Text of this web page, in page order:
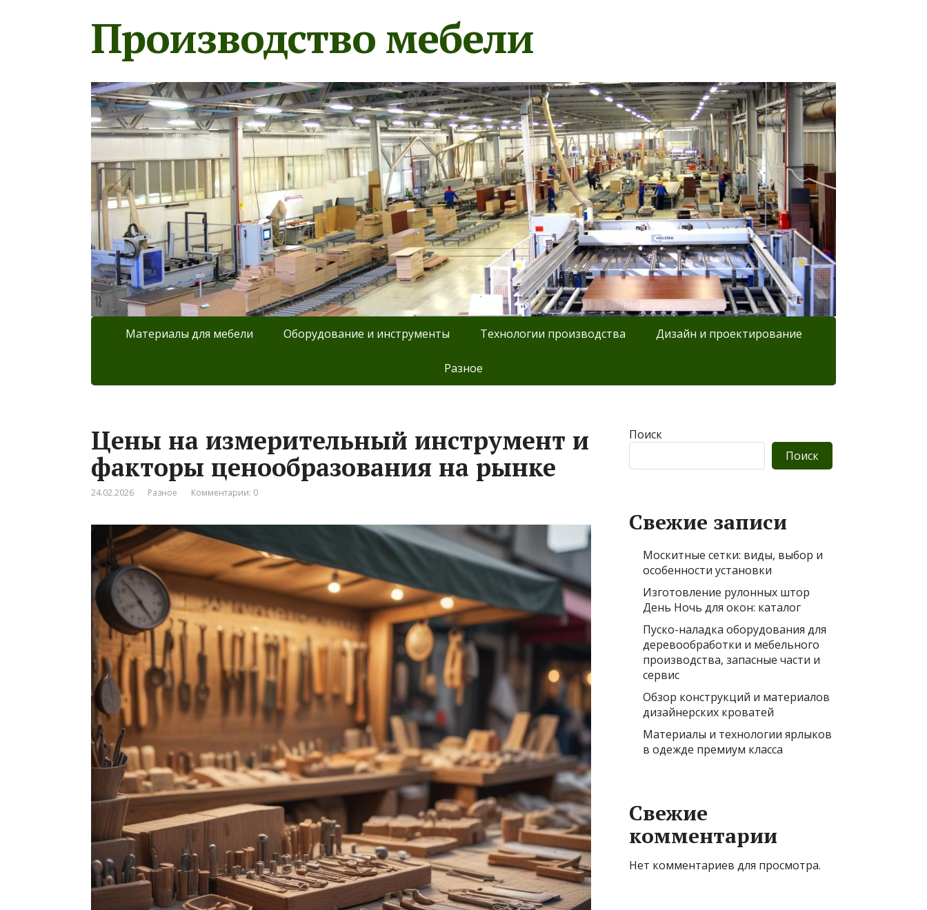
Производство мебели
Материалы для мебели Оборудование и инструменты Технологии производства Дизайн и проектирование
Разное
Цены на измерительный инструмент и
факторы ценообразования на рынке
24.02.2026 Разное Комментарии: 0
Поиск
Поиск
Свежие записи
Москитные сетки: виды, выбор и
особенности установки
Изготовление рулонных штор
День Ночь для окон: каталог
Пуско-наладка оборудования для
деревообработки и мебельного
производства, запасные части и
сервис
Обзор конструкций и материалов
дизайнерских кроватей
Материалы и технологии ярлыков
в одежде премиум класса
Свежие
комментарии
Нет комментариев для просмотра.